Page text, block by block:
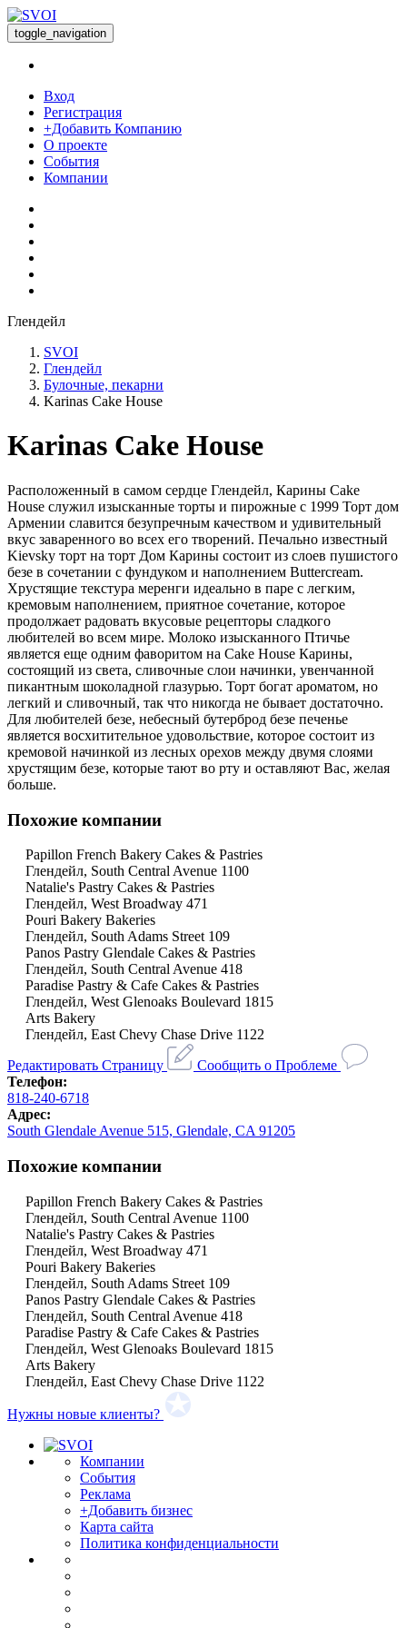
toggle_navigation
Вход
Регистрация
+Добавить Компанию
О проекте
События
Компании
Глендейл
SVOI
Глендейл
Булочные, пекарни
Karinas Cake House
Karinas Cake House
Расположенный в самом сердце Глендейл, Карины Cake
House служил изысканные торты и пирожные с 1999 Торт дом
Армении славится безупречным качеством и удивительный
вкус заваренного во всех его творений. Печально известный
Kievsky торт на торт Дом Карины состоит из слоев пушистого
безе в сочетании с фундуком и наполнением Buttercream.
Хрустящие текстура меренги идеально в паре с легким,
кремовым наполнением, приятное сочетание, которое
продолжает радовать вкусовые рецепторы сладкого
любителей во всем мире. Молоко изысканного Птичье
является еще одним фаворитом на Cake House Карины,
состоящий из света, сливочные слои начинки, увенчанной
пикантным шоколадной глазурью. Торт богат ароматом, но
легкий и сливочный, так что никогда не бывает достаточно.
Для любителей безе, небесный бутерброд безе печенье
является восхитительное удовольствие, которое состоит из
кремовой начинкой из лесных орехов между двумя слоями
хрустящим безе, которые тают во рту и оставляют Вас, желая
больше.
Похожие компании
Papillon French Bakery Cakes & Pastries
Глендейл, South Central Avenue 1100
Natalie's Pastry Cakes & Pastries
Глендейл, West Broadway 471
Pouri Bakery Bakeries
Глендейл, South Adams Street 109
Panos Pastry Glendale Cakes & Pastries
Глендейл, South Central Avenue 418
Paradise Pastry & Cafe Cakes & Pastries
Глендейл, West Glenoaks Boulevard 1815
Arts Bakery
Глендейл, East Chevy Chase Drive 1122
Редактировать Страницу
Сообщить о Проблеме
Телефон:
818-240-6718
Адрес:
South Glendale Avenue 515, Glendale, CA 91205
Похожие компании
Papillon French Bakery Cakes & Pastries
Глендейл, South Central Avenue 1100
Natalie's Pastry Cakes & Pastries
Глендейл, West Broadway 471
Pouri Bakery Bakeries
Глендейл, South Adams Street 109
Panos Pastry Glendale Cakes & Pastries
Глендейл, South Central Avenue 418
Paradise Pastry & Cafe Cakes & Pastries
Глендейл, West Glenoaks Boulevard 1815
Arts Bakery
Глендейл, East Chevy Chase Drive 1122
Нужны новые клиенты?
Компании
События
Реклама
+Добавить бизнес
Карта сайта
Политика конфиденциальности